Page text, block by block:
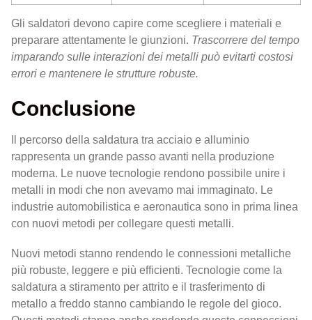
Gli saldatori devono capire come scegliere i materiali e
preparare attentamente le giunzioni. Trascorrere del tempo
imparando sulle interazioni dei metalli può evitarti costosi
errori e mantenere le strutture robuste.
Conclusione
Il percorso della saldatura tra acciaio e alluminio
rappresenta un grande passo avanti nella produzione
moderna. Le nuove tecnologie rendono possibile unire i
metalli in modi che non avevamo mai immaginato. Le
industrie automobilistica e aeronautica sono in prima linea
con nuovi metodi per collegare questi metalli.
Nuovi metodi stanno rendendo le connessioni metalliche
più robuste, leggere e più efficienti. Tecnologie come la
saldatura a stiramento per attrito e il trasferimento di
metallo a freddo stanno cambiando le regole del gioco.